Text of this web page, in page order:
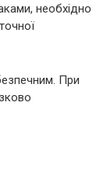
необхідно
При